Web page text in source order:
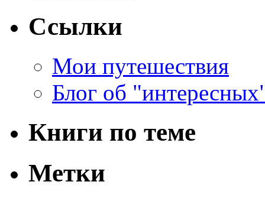
Ссылки
Мои путешествия
Блог об
Книги по теме
Метки